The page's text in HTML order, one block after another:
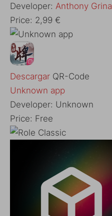
Developer: Anthony Grina
Price: 2,99 €
Descargar QR-Code
Unknown app
Developer: Unknown
Price: Free